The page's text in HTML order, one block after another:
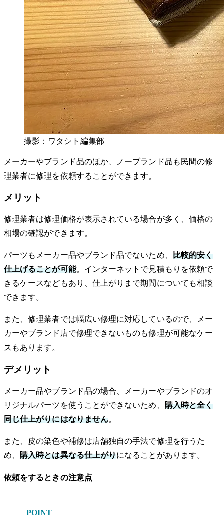
撮影：ワタシト編集部
メーカーやブランド品のほか、ノーブランド品も民間の修
理業者に修理を依頼することができます。
メリット
修理業者は修理価格が表示されている場合が多く、価格の
相場の確認ができます。
パーツもメーカー品やブランド品でないため、 比較的安く
仕上げることが可能。インターネットで見積もりを依頼で
きるケースなどもあり、仕上がりまで期間についても相談
できます。
また、修理業者では幅広い修理に対応しているので、メー
カーやブランド店で修理できないものも修理が可能なケー
スもあります。
デメリット
メーカー品やブランド品の場合、メーカーやブランドのオ
リジナルパーツを使うことができないため、 購入時と全く
同じ仕上がりにはなりません。
また、皮の染色や補修は店舗独自の手法で修理を行うた
め、購入時とは異なる仕上がりになることがあります。
依頼をするときの注意点
POINT